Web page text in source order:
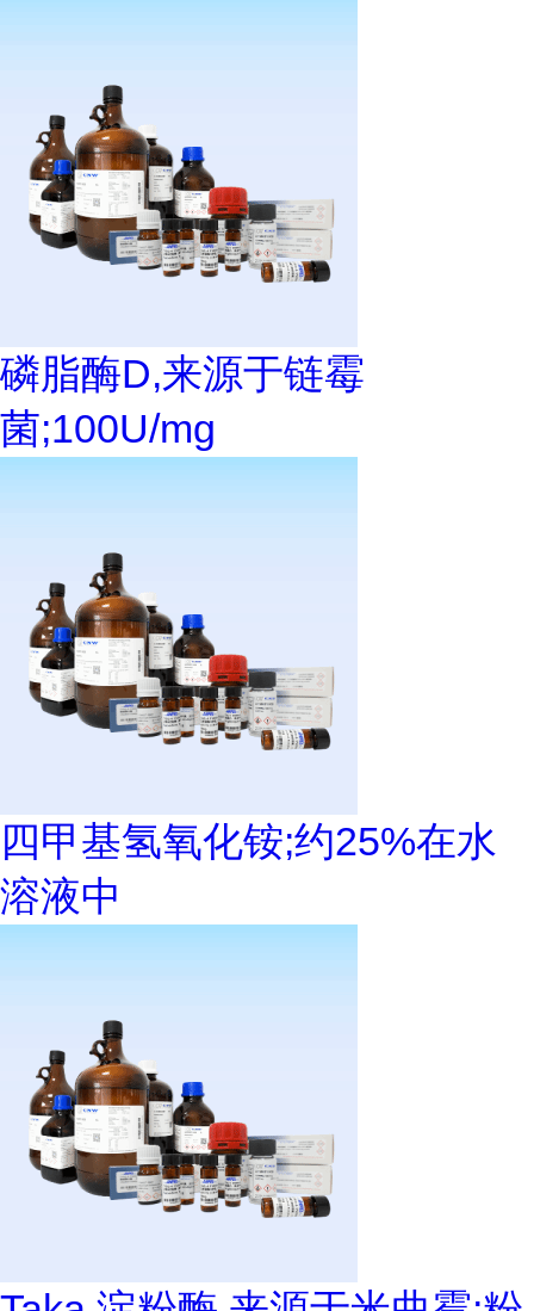
磷脂酶D,来源于链霉
菌;100U/mg
四甲基氢氧化铵;约25%在水
溶液中